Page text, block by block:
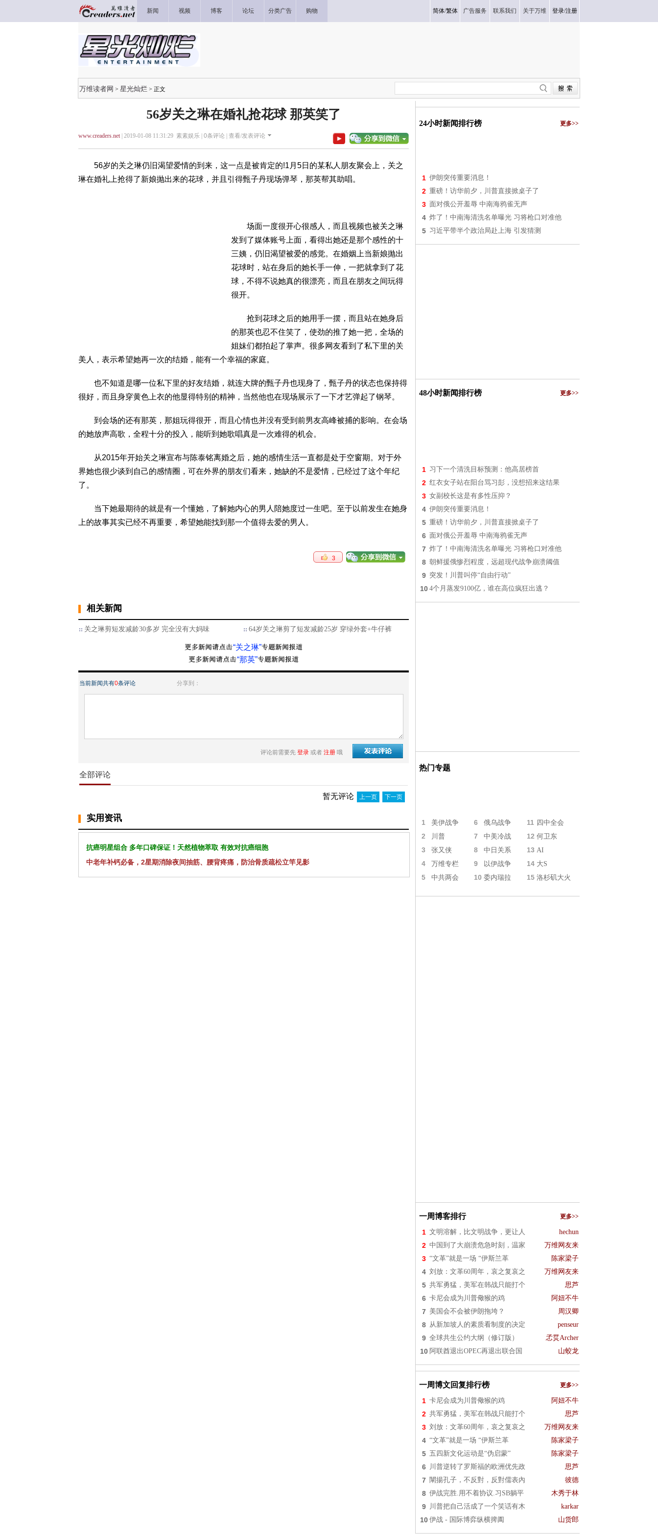
新闻 视频 博客 论坛 分类广告 购物 简体/繁体 广告服务 联系我们 关于万维 登录/注册
万维读者网 > 星光灿烂 > 正文
56岁关之琳在婚礼抢花球 那英笑了
www.creaders.net| 2019-01-08 11:31:29 素素娱乐 | 0条评论 | 查看/发表评论
56岁的关之琳仍旧渴望爱情的到来，这一点是被肯定的!1月5日的某私人朋友聚会上，关之
琳在婚礼上抢得了新娘抛出来的花球，并且引得甄子丹现场弹琴，那英帮其助唱。
场面一度很开心很感人，而且视频也被关之琳
发到了媒体账号上面，看得出她还是那个感性的十
三姨，仍旧渴望被爱的感觉。在婚姻上当新娘抛出
花球时，站在身后的她长手一伸，一把就拿到了花
球，不得不说她真的很漂亮，而且在朋友之间玩得
很开。
抢到花球之后的她用手一摆，而且站在她身后
的那英也忍不住笑了，使劲的推了她一把，全场的
姐妹们都拍起了掌声。很多网友看到了私下里的关
美人，表示希望她再一次的结婚，能有一个幸福的家庭。
也不知道是哪一位私下里的好友结婚，就连大牌的甄子丹也现身了，甄子丹的状态也保持得
很好，而且身穿黄色上衣的他显得特别的精神，当然他也在现场展示了一下才艺弹起了钢琴。
到会场的还有那英，那姐玩得很开，而且心情也并没有受到前男友高峰被捕的影响。在会场
的她放声高歌，全程十分的投入，能听到她歌唱真是一次难得的机会。
从2015年开始关之琳宣布与陈泰铭离婚之后，她的感情生活一直都是处于空窗期。对于外
界她也很少谈到自己的感情圈，可在外界的朋友们看来，她缺的不是爱情，已经过了这个年纪
了。
当下她最期待的就是有一个懂她，了解她内心的男人陪她度过一生吧。至于以前发生在她身
上的故事其实已经不再重要，希望她能找到那一个值得去爱的男人。
3
相关新闻
关之琳剪短发减龄30多岁 完全没有大妈味 64岁关之琳剪了短发减龄25岁 穿绿外套+牛仔裤
“关之琳”
“那英”
当前新闻共有0条评论 分享到：
评论前需要先 登录 或者 注册 哦
全部评论
暂无评论 上一页 下一页
实用资讯
抗癌明星组合 多年口碑保证！天然植物萃取 有效对抗癌细胞
中老年补钙必备，2星期消除夜间抽筋、腰背疼痛，防治骨质疏松立竿见影
24小时新闻排行榜 更多>>
1 伊朗突传重要消息！
2 重磅！访华前夕，川普直接掀桌子了
3 面对俄公开羞辱 中南海鸦雀无声
4 炸了！中南海清洗名单曝光 习将枪口对准他
5 习近平带半个政治局赴上海 引发猜测
48小时新闻排行榜 更多>>
1 习下一个清洗目标预测：他高居榜首
2 红衣女子站在阳台骂习彭，没想招来这结果
3 女副校长这是有多性压抑？
4 伊朗突传重要消息！
5 重磅！访华前夕，川普直接掀桌子了
6 面对俄公开羞辱 中南海鸦雀无声
7 炸了！中南海清洗名单曝光 习将枪口对准他
8 朝鲜援俄惨烈程度，远超现代战争崩溃阈值
9 突发！川普叫停“自由行动”
10 4个月蒸发9100亿，谁在高位疯狂出逃？
热门专题
1 美伊战争 6 俄乌战争 11 四中全会
2 川普 7 中美冷战 12 何卫东
3 张又侠 8 中日关系 13 AI
4 万维专栏 9 以伊战争 14 大S
5 中共两会 10 委内瑞拉 15 洛杉矶大火
一周博客排行 更多>>
1 文明溶解，比文明战争，更让人 hechun
2 中国到了大崩溃危急时刻，温家 万维网友来
3 “文革”就是一场 “伊斯兰革 陈家梁子
4 刘放：文革60周年，哀之复哀之 万维网友来
5 共军勇猛，美军在韩战只能打个 思芦
6 卡尼会成为川普儆猴的鸡 阿妞不牛
7 美国会不会被伊朗拖垮？ 周汉卿
8 从新加坡人的素质看制度的决定 penseur
9 全球共生公约大纲（修订版） 孞烎Archer
10 阿联酋退出OPEC再退出联合国 山蛟龙
一周博文回复排行榜 更多>>
1 卡尼会成为川普儆猴的鸡 阿妞不牛
2 共军勇猛，美军在韩战只能打个 思芦
3 刘放：文革60周年，哀之复哀之 万维网友来
4 “文革”就是一场 “伊斯兰革 陈家梁子
5 五四新文化运动是“伪启蒙” 陈家梁子
6 川普逆转了罗斯福的欧洲优先政 思芦
7 闡揚孔子，不反對，反對儒表內 彼德
8 伊战完胜.用不着协议.习SB躺平 木秀于林
9 川普把自己活成了一个笑话有木 karkar
10 伊战 - 国际博弈纵横捭阖 山货郎